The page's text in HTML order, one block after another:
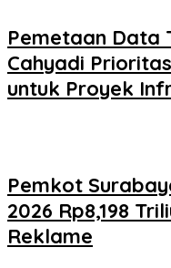
Pemetaan Data
Cahyadi
untuk Proyek
Pemkot
2026 Rp8,198
Reklame